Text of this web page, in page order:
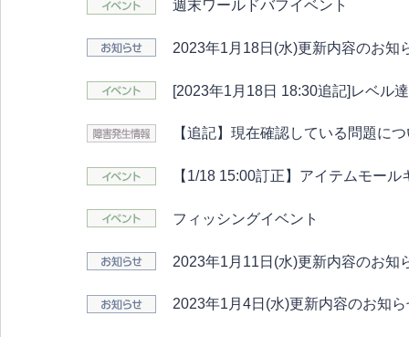
週末ワールドバフイベント
2023年1月18日(水)更新内容のお知
[2023年1月18日 18:30追記]レベル
【追記】現在確認している問題に
【1/18 15:00訂正】アイテムモール
フィッシングイベント
2023年1月11日(水)更新内容のお知
2023年1月4日(水)更新内容のお知ら